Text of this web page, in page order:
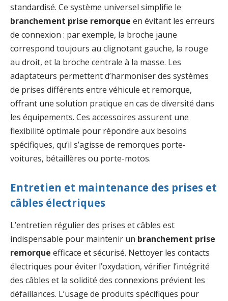
standardisé. Ce système universel simplifie le
branchement prise remorque en évitant les erreurs
de connexion : par exemple, la broche jaune
correspond toujours au clignotant gauche, la rouge
au droit, et la broche centrale à la masse. Les
adaptateurs permettent d’harmoniser des systèmes
de prises différents entre véhicule et remorque,
offrant une solution pratique en cas de diversité dans
les équipements. Ces accessoires assurent une
flexibilité optimale pour répondre aux besoins
spécifiques, qu’il s’agisse de remorques porte-
voitures, bétaillères ou porte-motos.
Entretien et maintenance des prises et
câbles électriques
L’entretien régulier des prises et câbles est
indispensable pour maintenir un branchement prise
remorque efficace et sécurisé. Nettoyer les contacts
électriques pour éviter l’oxydation, vérifier l’intégrité
des câbles et la solidité des connexions prévient les
défaillances. L’usage de produits spécifiques pour